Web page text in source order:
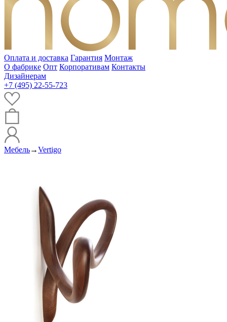
Оплата и доставка Гарантия Монтаж
О фабрике Опт Корпоративам Контакты
Дизайнерам
+7 (495) 22-55-723
Мебель→Vertigo